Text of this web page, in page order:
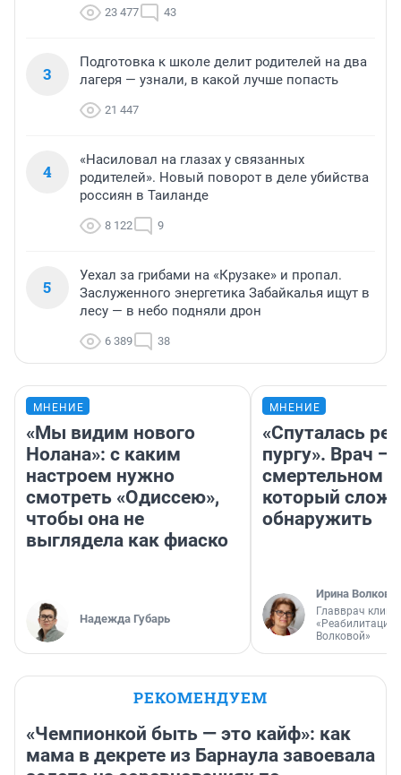
23 477 43
3
Подготовка к школе делит родителей на два
лагеря — узнали, в какой лучше попасть
21 447
4
«Насиловал на глазах у связанных
родителей». Новый поворот в деле убийства
россиян в Таиланде
8 122 9
5
Уехал за грибами на «Крузаке» и пропал.
Заслуженного энергетика Забайкалья ищут в
лесу — в небо подняли дрон
6 389 38
МНЕНИЕ
«Мы видим нового
Нолана»: с каким
настроем нужно
смотреть «Одиссею»,
чтобы она не
выглядела как фиаско
Надежда Губарь
МНЕНИЕ
«Спуталась
пургу». Врач —
смертельном
который
обнаружить
Ирина Волкова
Главврач
«Реабилитация
Волковой»
РЕКОМЕНДУЕМ
«Чемпионкой быть — это кайф»: как
мама в декрете из Барнаула завоевала